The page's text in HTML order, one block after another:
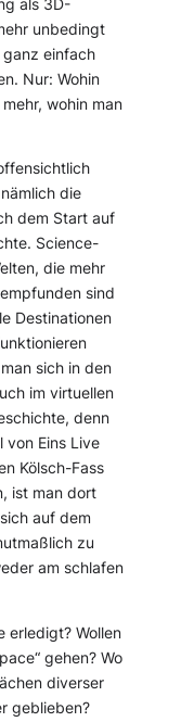
als 3D-
unbedingt
ganz einfach
Nur: Wohin
wohin man
die
dem Start auf
Science-
die mehr
sind
Destinationen
sich in den
im virtuellen
denn
von Eins Live
Kölsch-Fass
ist man dort
auf dem
zu
am schlafen
erledigt? Wollen
gehen? Wo
diverser
geblieben?